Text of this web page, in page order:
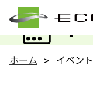
イ
ホーム イベン